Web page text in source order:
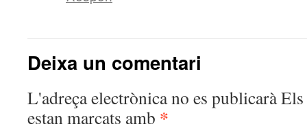
Deixa un comentari
L'adreça electrònica no es publicaràEls
estan marcats amb *